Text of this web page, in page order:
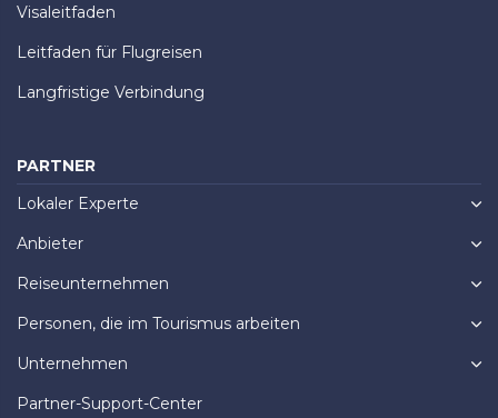
Visaleitfaden
Leitfaden für Flugreisen
Langfristige Verbindung
PARTNER
Lokaler Experte
Anbieter
Reiseunternehmen
Personen, die im Tourismus arbeiten
Unternehmen
Partner-Support-Center